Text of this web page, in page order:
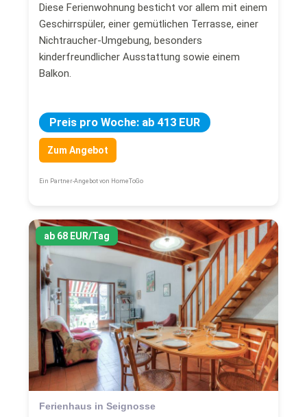
Diese Ferienwohnung besticht vor allem mit einem
Geschirrspüler, einer gemütlichen Terrasse, einer
Nichtraucher-Umgebung, besonders
kinderfreundlicher Ausstattung sowie einem
Balkon.
Preis pro Woche: ab 413 EUR
Zum Angebot
Ein Partner-Angebot von HomeToGo
ab 68 EUR/Tag
Ferienhaus in Seignosse